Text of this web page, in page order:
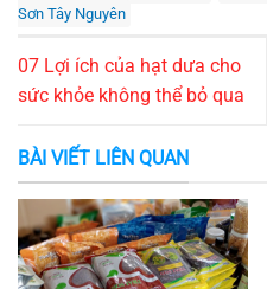
Sơn Tây Nguyên
07 Lợi ích của hạt dưa cho
sức khỏe không thể bỏ qua
BÀI VIẾT LIÊN QUAN